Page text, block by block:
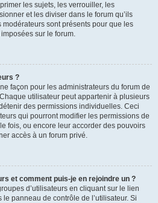
les sujets, les verrouiller, les
et les diviser dans le forum qu’ils
sont présents pour que les
sur le forum.
?
façon pour les administrateurs du forum de
utilisateur peut appartenir à plusieurs
des permissions individuelles. Ceci
qui pourront modifier les permissions de
fois, ou encore leur accorder des pouvoirs
accès à un forum privé.
et comment puis-je en rejoindre un ?
d’utilisateurs en cliquant sur le lien
panneau de contrôle de l’utilisateur. Si